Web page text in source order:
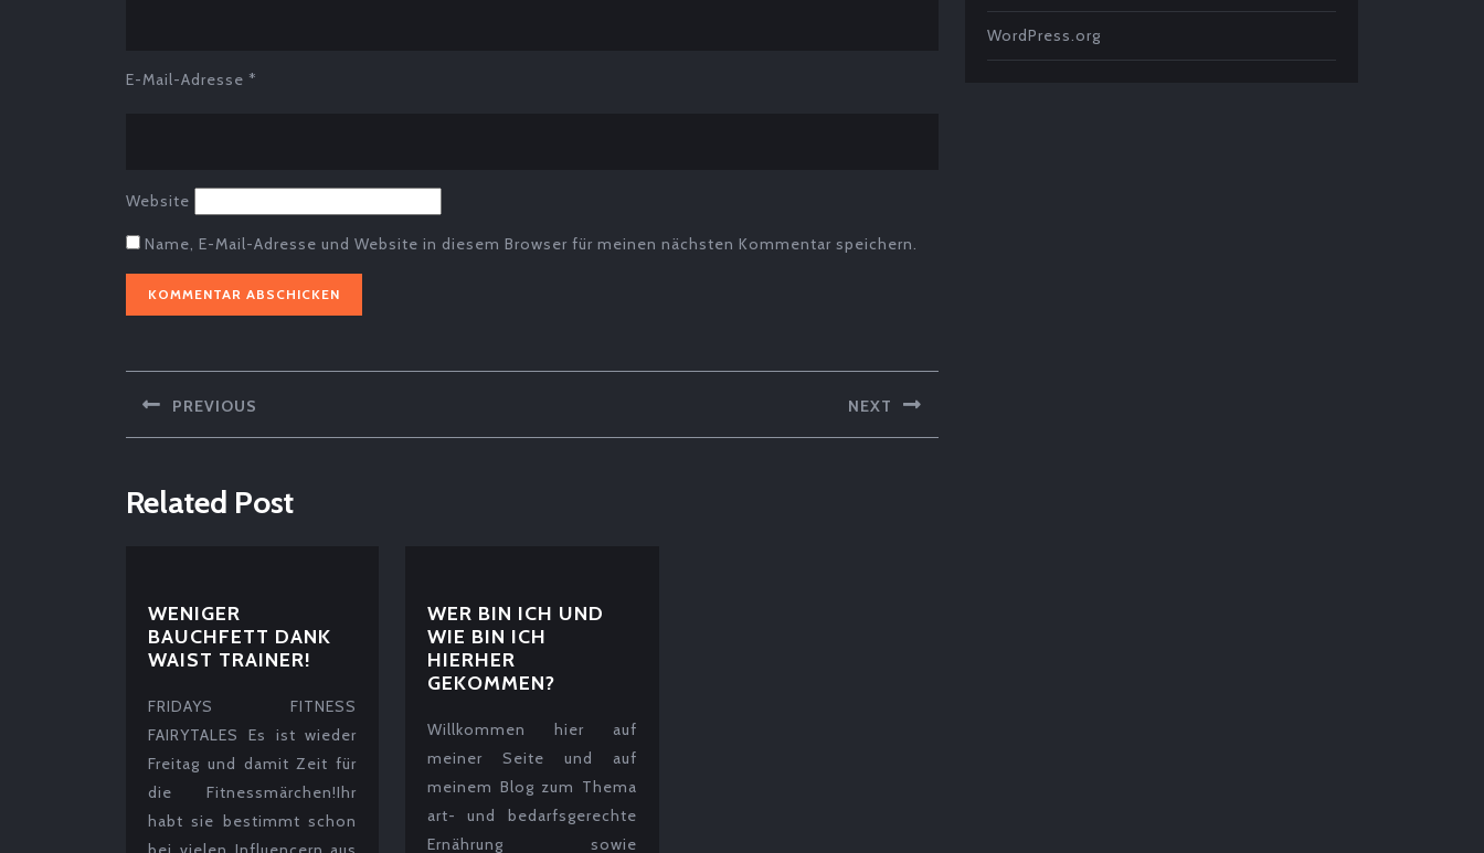
E-Mail-Adresse *
Website
Name, E-Mail-Adresse und Website in diesem Browser für meinen nächsten Kommentar speichern.
PREVIOUS
Previous
NEXT
Next
Related Post
WENIGER
BAUCHFETT DANK
WAIST TRAINER!
BAUCHFETT
DANK
WAIST
TRAINER!
FRIDAYS FITNESS
FAIRYTALES Es ist wieder
Freitag und damit Zeit für
die Fitnessmärchen!Ihr
habt sie bestimmt schon
WER BIN ICH UND
WIE BIN ICH
HIERHER
GEKOMMEN?
ICH
UND
WIE
BIN
ICH
HIERHER
Willkommen hier auf
meiner Seite und auf
meinem Blog zum Thema
art- und bedarfsgerechte
Ernährung sowie
WordPress.org